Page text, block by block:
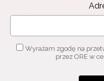
Wyrażam zgodę na
przez ORE w